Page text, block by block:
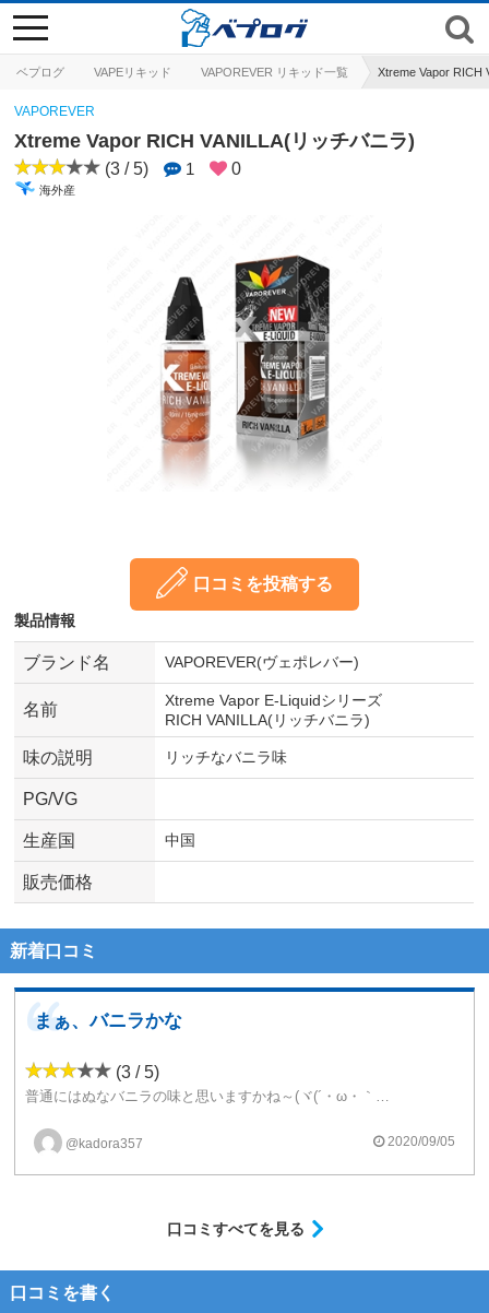
ベプログ VAPEリキッド VAPOREVER リキッド一覧 Xtreme Vapor RICH
toggle
navigation
VAPOREVER
Xtreme Vapor RICH VANILLA(リッチバニラ)
(3 / 5) 1 0
海外産
口コミを投稿する
製品情報
ブランド名 VAPOREVER(ヴェポレバー)
名前
Xtreme Vapor E-Liquidシリーズ
RICH VANILLA(リッチバニラ)
味の説明 リッチなバニラ味
PG/VG
生産国 中国
販売価格
新着口コミ
まぁ、バニラかな
(3 / 5)
普通にはぬなバニラの味と思いますかね～(ヾ(´・ω・｀)まぁ～美味しいのかな？昔なら大量買いしたかもですが～多分今では普通のリキッドかな？d(⌒ー⌒)!とは、思いますかね～m(。≧Д≦。)m悪くはない
@kadora357 2020/09/05
口コミすべてを見る
口コミを書く